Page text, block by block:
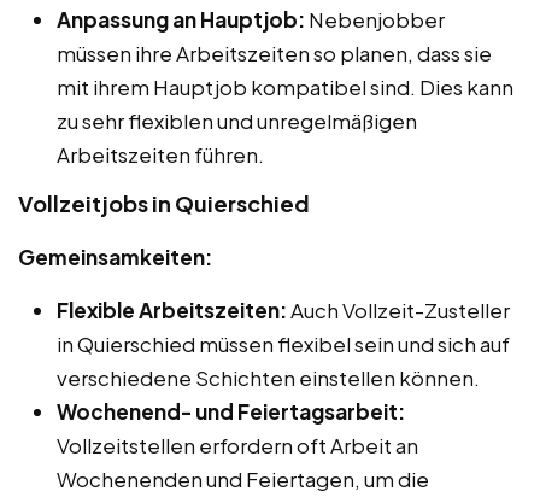
Anpassung an Hauptjob: Nebenjobber
müssen ihre Arbeitszeiten so planen, dass sie
mit ihrem Hauptjob kompatibel sind. Dies kann
zu sehr flexiblen und unregelmäßigen
Arbeitszeiten führen.
Vollzeitjobs in Quierschied
Gemeinsamkeiten:
Flexible Arbeitszeiten:Auch Vollzeit-Zusteller
in Quierschied müssen flexibel sein und sich auf
verschiedene Schichten einstellen können.
Wochenend- und Feiertagsarbeit:
Vollzeitstellen erfordern oft Arbeit an
Wochenenden und Feiertagen, um die